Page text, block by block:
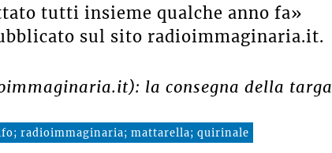
tutti insieme qualche anno fa»
sul sito radioimmaginaria.it.
: la consegna della targa
radioimmaginaria; mattarella; quirinale